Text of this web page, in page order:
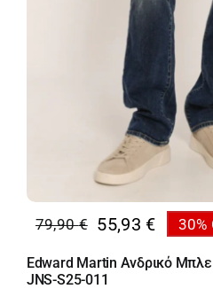
79,90€
Original
price
was:
55,93 €
Η
τρέχουσα
τιμή
30%
Edward Martin Ανδρικό Μπλε
JNS-S25-011